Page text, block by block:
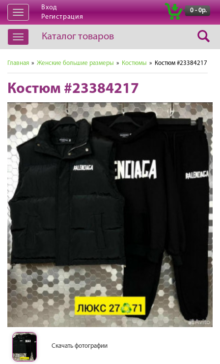
Открыть
навигацию
Вход
Регистрация
0 - 0р.
Открыть
навигацию
Каталог товаров
Главная » Женские большие размеры » Костюмы » Костюм #23384217
Костюм #23384217
Скачать фотографии